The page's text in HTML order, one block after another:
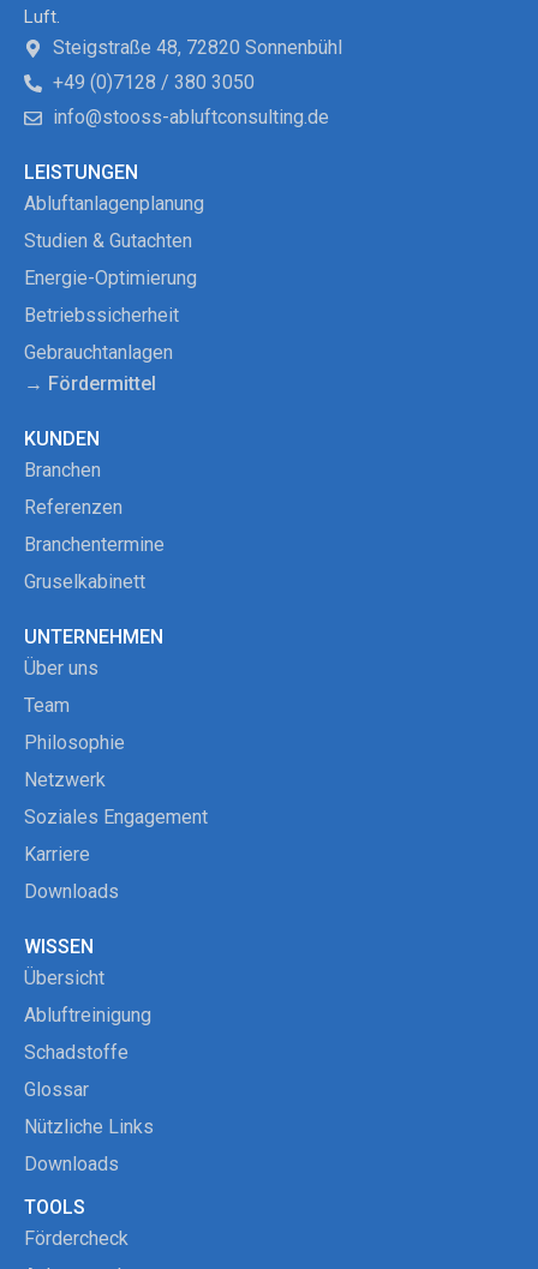
Luft.
Steigstraße 48, 72820 Sonnenbühl
+49 (0)7128 / 380 3050
info@stooss-abluftconsulting.de
LEISTUNGEN
Abluftanlagenplanung
Studien & Gutachten
Energie-Optimierung
Betriebssicherheit
Gebrauchtanlagen
→ Fördermittel
KUNDEN
Branchen
Referenzen
Branchentermine
Gruselkabinett
UNTERNEHMEN
Über uns
Team
Philosophie
Netzwerk
Soziales Engagement
Karriere
Downloads
WISSEN
Übersicht
Abluftreinigung
Schadstoffe
Glossar
Nützliche Links
Downloads
TOOLS
Fördercheck